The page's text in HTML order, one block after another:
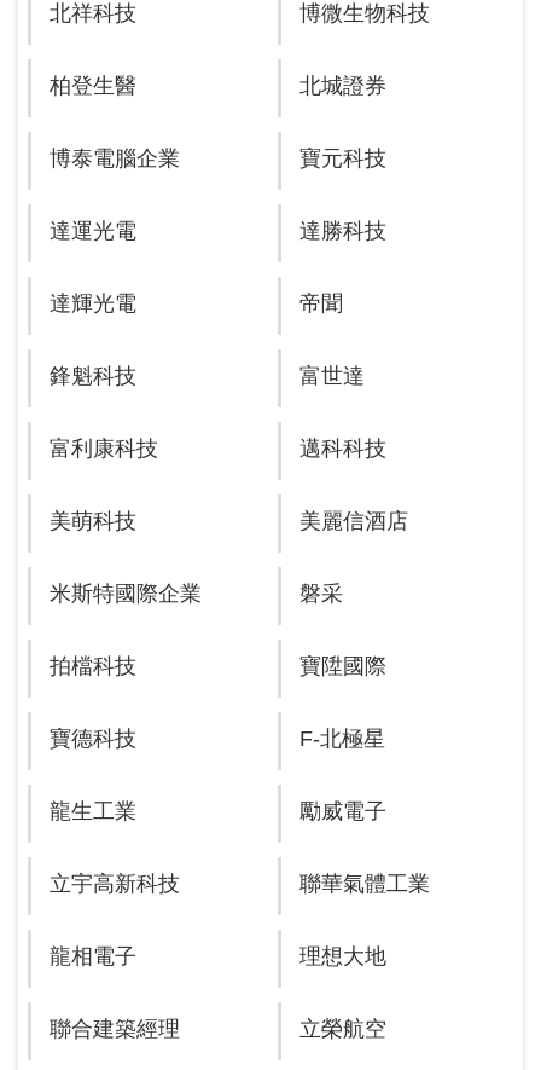
北祥科技 博微生物科技
柏登生醫 北城證券
博泰電腦企業 寶元科技
達運光電 達勝科技
達輝光電 帝聞
鋒魁科技 富世達
富利康科技 邁科科技
美萌科技 美麗信酒店
米斯特國際企業 磐采
拍檔科技 寶陞國際
寶德科技 F-北極星
龍生工業 勵威電子
立宇高新科技 聯華氣體工業
龍相電子 理想大地
聯合建築經理 立榮航空